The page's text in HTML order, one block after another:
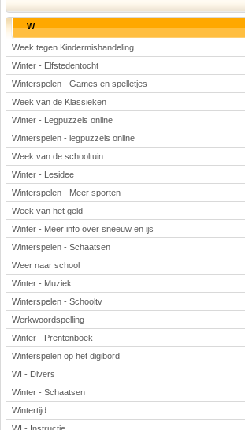
W
Week tegen Kindermishandeling
Winter - Elfstedentocht
Winterspelen - Games en spelletjes
Week van de Klassieken
Winter - Legpuzzels online
Winterspelen - legpuzzels online
Week van de schooltuin
Winter - Lesidee
Winterspelen - Meer sporten
Week van het geld
Winter - Meer info over sneeuw en ijs
Winterspelen - Schaatsen
Weer naar school
Winter - Muziek
Winterspelen - Schooltv
Werkwoordspelling
Winter - Prentenboek
Winterspelen op het digibord
WI - Divers
Winter - Schaatsen
Wintertijd